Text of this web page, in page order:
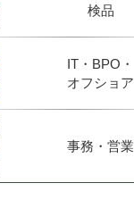
検品
IT・BPO・
オフショア
事務・営業